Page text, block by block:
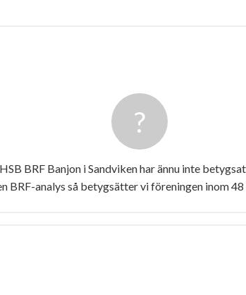
HSB BRF Banjon i Sandviken har ännu inte
BRF-analys så betygsätter vi föreningen inom